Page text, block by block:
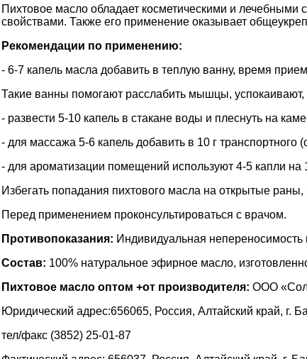
Пихтовое масло обладает косметическими и
свойствами. Также его применение оказывает
Рекомендации по применению:
- 6-7 капель масла добавить в теплую ванну, время
Такие ванны помогают расслабить мышцы, успокаивают,
- развести 5-10 капель в стакане воды и плеснуть на
- для массажа 5-6 капель добавить в 10 г транспортного
- для ароматизации помещений используют 4-5 капли на
Избегать попадания пихтового масла на открытые раны,
Перед применением проконсультироваться с врачом.
Противопоказания: Индивидуальная непереносимость
Состав: 100% натуральное эфирное масло,
Пихтовое масло оптом +от производителя: ООО
Юридический адрес:656065, Россия, Алтайский край, г.
тел/факс (3852) 25-01-87